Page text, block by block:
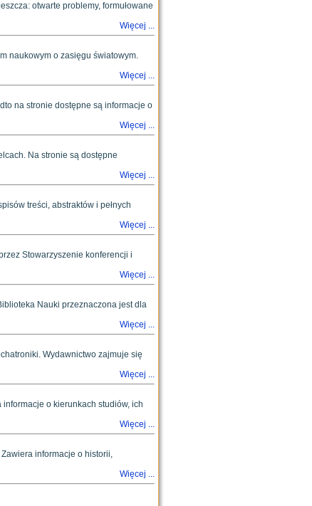
otwarte problemy, formułowane
Więcej ...
naukowym o zasięgu światowym.
Więcej ...
na stronie dostępne są informacje o
Więcej ...
Na stronie są dostępne
Więcej ...
treści, abstraktów i pełnych
Więcej ...
Stowarzyszenie konferencji i
Więcej ...
Nauki przeznaczona jest dla
Więcej ...
Wydawnictwo zajmuje się
Więcej ...
o kierunkach studiów, ich
Więcej ...
informacje o historii,
Więcej ...